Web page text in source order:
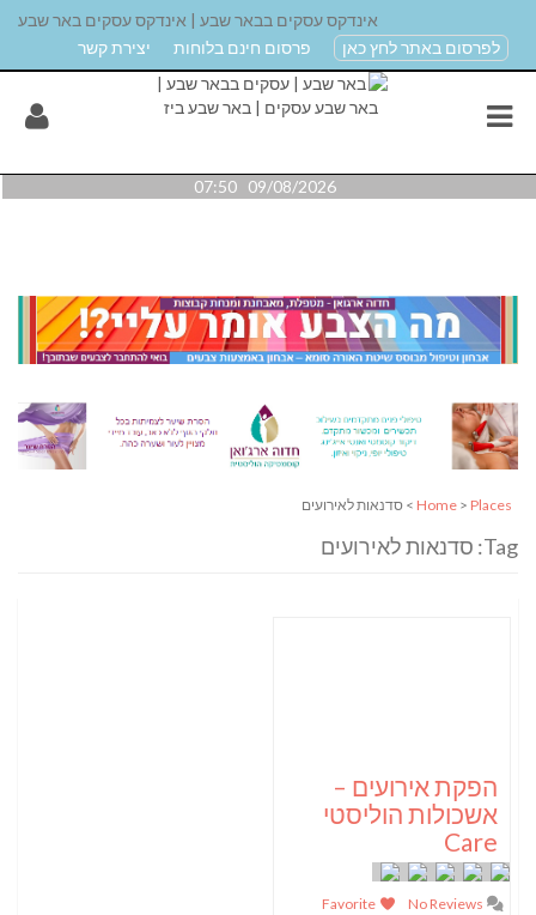
אינדקס עסקים בבאר שבע | אינדקס עסקים באר שבע
לפרסום באתר לחץ כאן
פרסום חינם בלוחות יצירת קשר
09/08/2026 07:50
Home > Places > סדנאות לאירועים
Tag: סדנאות לאירועים
הפקת אירועים –
אשכולות הוליסטי
Care